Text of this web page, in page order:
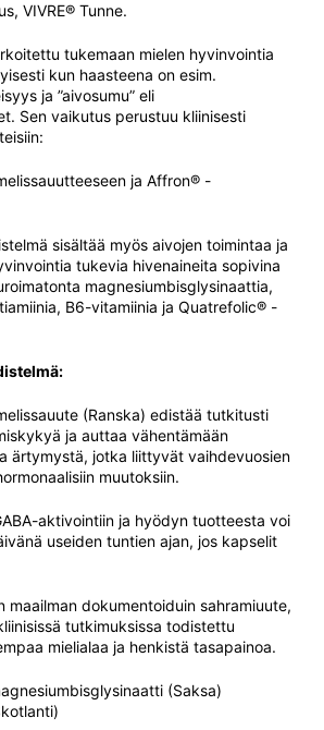
VIVRE® Tunne.
tukemaan mielen hyvinvointia
kun haasteena on esim.
ja ”aivosumu” eli
Sen vaikutus perustuu kliinisesti
ja Affron® -
sisältää myös aivojen toimintaa ja
tukevia hivenaineita sopivina
magnesiumbisglysinaattia,
B6-vitamiinia ja Quatrefolic® -
(Ranska) edistää tutkitusti
ja auttaa vähentämään
ärtymystä, jotka liittyvät vaihdevuosien
muutoksiin.
aktivointiin ja hyödyn tuotteesta voi
useiden tuntien ajan, jos kapselit
maailman dokumentoiduin sahramiuute,
tutkimuksissa todistettu
mielialaa ja henkistä tasapainoa.
(Saksa)